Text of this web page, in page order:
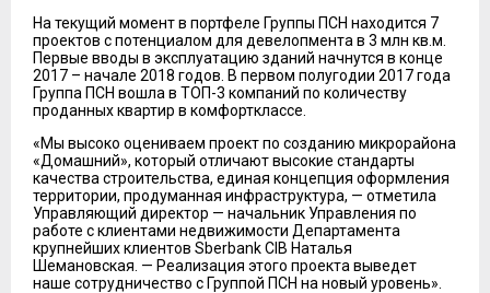
На текущий момент в портфеле Группы ПСН находится 7
проектов с потенциалом для девелопмента в 3 млн кв.м.
Первые вводы в эксплуатацию зданий начнутся в конце
2017 – начале 2018 годов. В первом полугодии 2017 года
Группа ПСН вошла в ТОП-3 компаний по количеству
проданных квартир в комфортклассе.
«Мы высоко оцениваем проект по созданию микрорайона
«Домашний», который отличают высокие стандарты
качества строительства, единая концепция оформления
территории, продуманная инфраструктура, — отметила
Управляющий директор — начальник Управления по
работе с клиентами недвижимости Департамента
крупнейших клиентов Sberbank CIB Наталья
Шемановская. — Реализация этого проекта выведет
наше сотрудничество с Группой ПСН на новый уровень».